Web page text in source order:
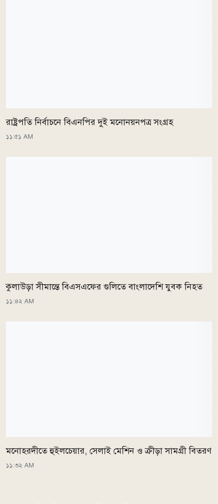
রাষ্ট্রপতি নির্বাচনে বিএনপির দুই মনোনয়নপত্র সংগ্রহ
১১:৫১ AM
কুলাউড়া সীমান্তে বিএসএফের গুলিতে বাংলাদেশি যুবক নিহত
১১:৪২ AM
মনোহরদীতে হুইলচেয়ার, সেলাই মেশিন ও ক্রীড়া সামগ্রী বিতরণ
১১:৩২ AM